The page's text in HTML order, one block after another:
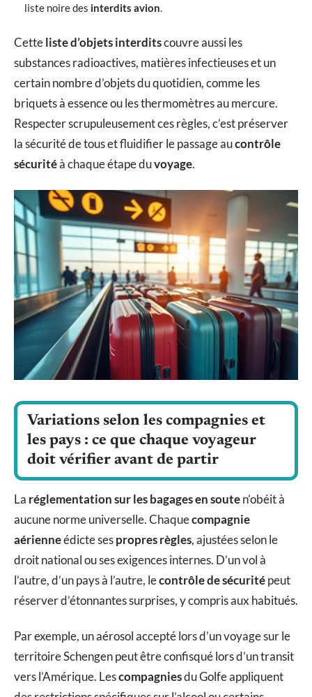
liste noire des interdits avion.
Cetteliste d’objets interditscouvre aussi les
substances radioactives, matières infectieuses et un
certain nombre d’objets du quotidien, comme les
briquets à essence ou les thermomètres au mercure.
Respecter scrupuleusement ces règles, c’est préserver
la sécurité de tous et fluidifier le passage aucontrôle
sécuritéà chaque étape duvoyage.
Variations selon les compagnies et
les pays : ce que chaque voyageur
doit vérifier avant de partir
La réglementation sur les bagages en souten’obéit à
aucune norme universelle. Chaquecompagnie
aérienneédicte sespropres règles, ajustées selon le
droit national ou ses exigences internes. D’un vol à
l’autre, d’un pays à l’autre, lecontrôle de sécuritépeut
réserver d’étonnantes surprises, y compris aux habitués.
Par exemple, un aérosol accepté lors d’un voyage sur le
territoire Schengen peut être confisqué lors d’un transit
vers l’Amérique. Lescompagniesdu Golfe appliquent